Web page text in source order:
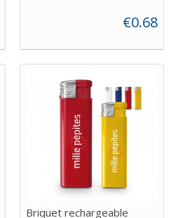
€0.68
Briquet rechargeable